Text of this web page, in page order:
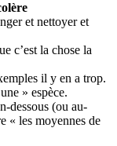
et nettoyer et
c’est la chose la
il y en a trop.
» espèce.
dessous (ou au-
« les moyennes de